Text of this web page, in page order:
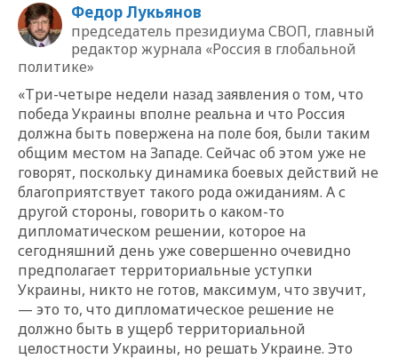
Федор Лукьянов
председатель президиума СВОП, главный
редактор журнала «Россия в глобальной
политике»
«Три-четыре недели назад заявления о том, что
победа Украины вполне реальна и что Россия
должна быть повержена на поле боя, были таким
общим местом на Западе. Сейчас об этом уже не
говорят, поскольку динамика боевых действий не
благоприятствует такого рода ожиданиям. А с
другой стороны, говорить о каком-то
дипломатическом решении, которое на
сегодняшний день уже совершенно очевидно
предполагает территориальные уступки
Украины, никто не готов, максимум, что звучит,
— это то, что дипломатическое решение не
должно быть в ущерб территориальной
целостности Украины, но решать Украине. Это